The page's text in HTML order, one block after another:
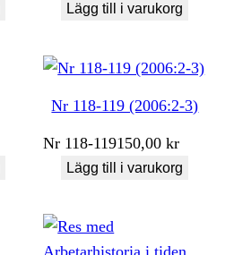
Lägg till i varukorg
Nr 118-119 (2006:2-3)
Nr 118-119150,00kr
Lägg till i varukorg